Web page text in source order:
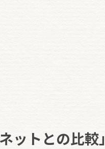
ットとの比較」